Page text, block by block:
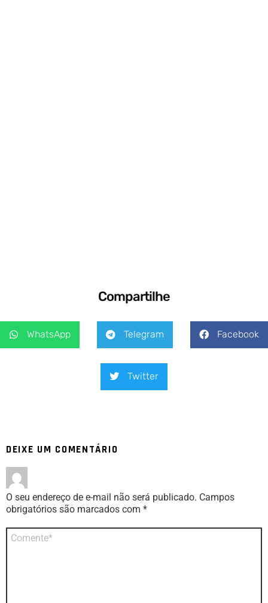
Compartilhe
WhatsApp Telegram Facebook
Twitter
DEIXE UM COMENTÁRIO
O seu endereço de e-mail não será publicado. Campos
obrigatórios são marcados com *
Comentário